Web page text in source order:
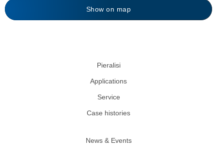
Show on map
Pieralisi
Applications
Service
Case histories
News & Events